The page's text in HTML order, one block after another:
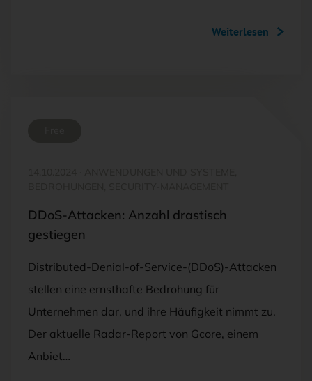
Weiterlesen
DDoS-Attacken: Anzahl drastisch
gestiegen
Distributed-Denial-of-Service-(DDoS)-Attacken
stellen eine ernsthafte Bedrohung für
Unternehmen dar, und ihre Häufigkeit nimmt zu.
Der aktuelle Radar-Report von Gcore, einem
Anbiet…